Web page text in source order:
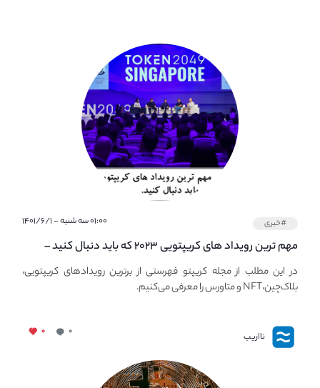
#خبری ۰۱:۰۰ سه شنبه - ۱۴۰۱/۶/۱
مهم ترین رویداد های کریپتویی ۲۰۲۳ که باید دنبال کنید –
معرفی بهترین رویداد های جهانی
در این مطلب از مجله کریپتو فهرستی از برترین رویدادهای کریپتویی،
بلاک‌چین،NFT و متاورس را معرفی می‌کنیم.
نااریب ۰ ۰